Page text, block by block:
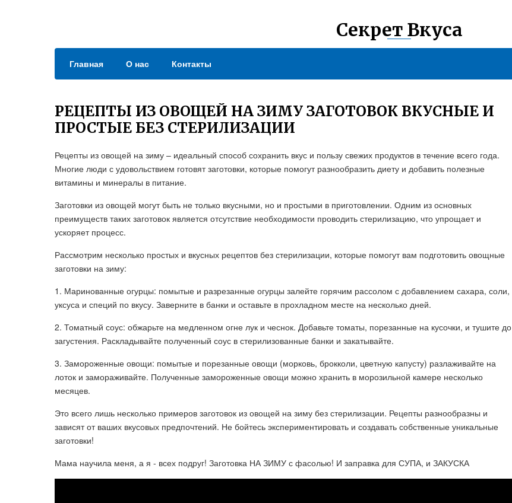
Секрет Вкуса
Главная О нас Контакты
РЕЦЕПТЫ ИЗ ОВОЩЕЙ НА ЗИМУ ЗАГОТОВОК ВКУСНЫЕ И
ПРОСТЫЕ БЕЗ СТЕРИЛИЗАЦИИ
Рецепты из овощей на зиму – идеальный способ сохранить вкус и пользу свежих продуктов в течение всего года.
Многие люди с удовольствием готовят заготовки, которые помогут разнообразить диету и добавить полезные
витамины и минералы в питание.
Заготовки из овощей могут быть не только вкусными, но и простыми в приготовлении. Одним из основных
преимуществ таких заготовок является отсутствие необходимости проводить стерилизацию, что упрощает и
ускоряет процесс.
Рассмотрим несколько простых и вкусных рецептов без стерилизации, которые помогут вам подготовить овощные
заготовки на зиму:
1. Маринованные огурцы: помытые и разрезанные огурцы залейте горячим рассолом с добавлением сахара, соли,
уксуса и специй по вкусу. Заверните в банки и оставьте в прохладном месте на несколько дней.
2. Томатный соус: обжарьте на медленном огне лук и чеснок. Добавьте томаты, порезанные на кусочки, и тушите до
загустения. Раскладывайте полученный соус в стерилизованные банки и закатывайте.
3. Замороженные овощи: помытые и порезанные овощи (морковь, брокколи, цветную капусту) разлаживайте на
лоток и замораживайте. Полученные замороженные овощи можно хранить в морозильной камере несколько
месяцев.
Это всего лишь несколько примеров заготовок из овощей на зиму без стерилизации. Рецепты разнообразны и
зависят от ваших вкусовых предпочтений. Не бойтесь экспериментировать и создавать собственные уникальные
заготовки!
Мама научила меня, а я - всех подруг! Заготовка НА ЗИМУ с фасолью! И заправка для СУПА, и ЗАКУСКА